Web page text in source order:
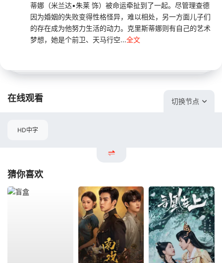
蒂娜（米兰达•朱莱 饰）被命运牵扯到了一起。尽管理查德
因为婚姻的失败变得性格怪异，难以相处，另一方面儿子们
的存在成为他努力生活的动力。克里斯蒂娜则有自己的艺术
梦想，她是个前卫、天马行空...全文
在线观看 切换节点
HD中字
猜你喜欢